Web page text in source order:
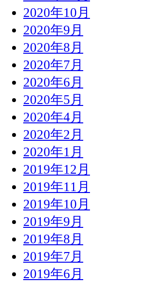
2020年10月
2020年9月
2020年8月
2020年7月
2020年6月
2020年5月
2020年4月
2020年2月
2020年1月
2019年12月
2019年11月
2019年10月
2019年9月
2019年8月
2019年7月
2019年6月